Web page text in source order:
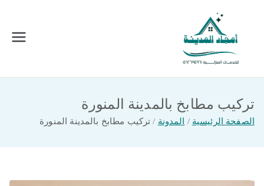
المحتوى
امجاد المدينة للخدمات المنزلية
تركيب مطابخ بالمدينة المنورة
الصفحة الرئيسية المدونة تركيب مطابخ بالمدينة المنورة